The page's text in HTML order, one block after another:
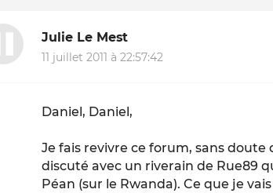
Julie Le Mest
11 juillet 2011 à 22:57:42
Daniel, Daniel,
Je fais revivre ce forum, sans doute
discuté avec un riverain de Rue89
Péan (sur le Rwanda). Ce que je